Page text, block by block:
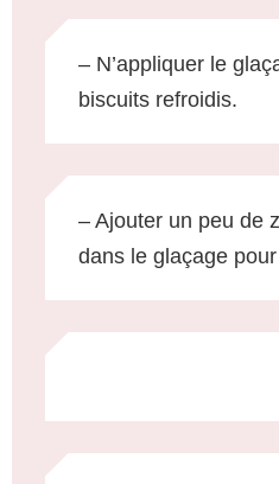
– N’appliquer le
biscuits refroidis.
– Ajouter un peu de
dans le glaçage